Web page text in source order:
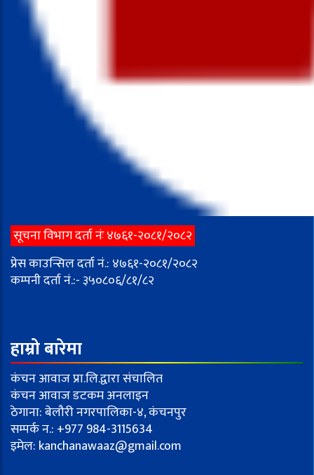
सूचना विभाग दर्ता नंः ४७६१-२०८१/२०८२
प्रेस काउन्सिल दर्ता नं.: ४७६१-२०८१/२०८२
कम्पनी दर्ता नं.:- ३५०८०६/८१/८२
हाम्रो बारेमा
कंचन आवाज प्रा.लि.द्वारा संचालित
कंचन आवाज डटकम अनलाइन
ठेगाना: बेलौरी नगरपालिका-४, कंचनपुर
सम्पर्क न.: +977 984-3115634
इमेल: kanchanawaaz@gmail.com